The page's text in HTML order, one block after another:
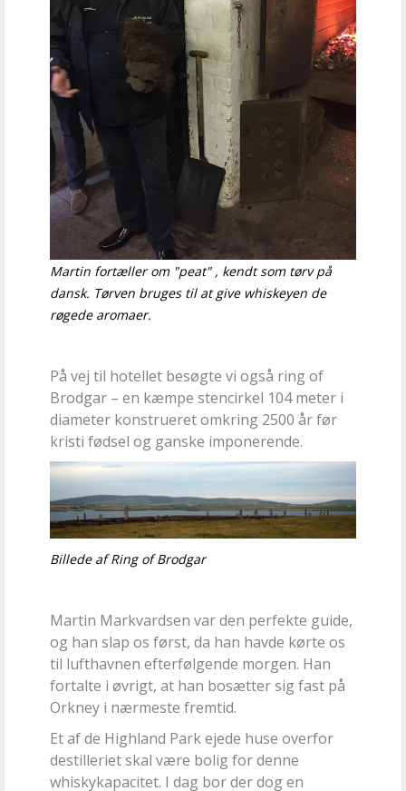
Martin fortæller om "peat" , kendt som tørv på
dansk. Tørven bruges til at give whiskeyen de
røgede aromaer.
På vej til hotellet besøgte vi også ring of
Brodgar – en kæmpe stencirkel 104 meter i
diameter konstrueret omkring 2500 år før
kristi fødsel og ganske imponerende.
Billede af Ring of Brodgar
Martin Markvardsen var den perfekte guide,
og han slap os først, da han havde kørte os
til lufthavnen efterfølgende morgen. Han
fortalte i øvrigt, at han bosætter sig fast på
Orkney i nærmeste fremtid.
Et af de Highland Park ejede huse overfor
destilleriet skal være bolig for denne
whiskykapacitet. I dag bor der dog en